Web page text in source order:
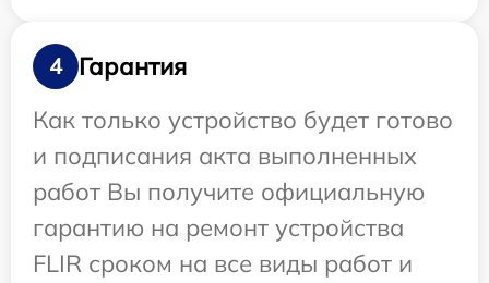
4
Гарантия
Как только устройство будет готово
и подписания акта выполненных
работ Вы получите официальную
гарантию на ремонт устройства
FLIR сроком на все виды работ и